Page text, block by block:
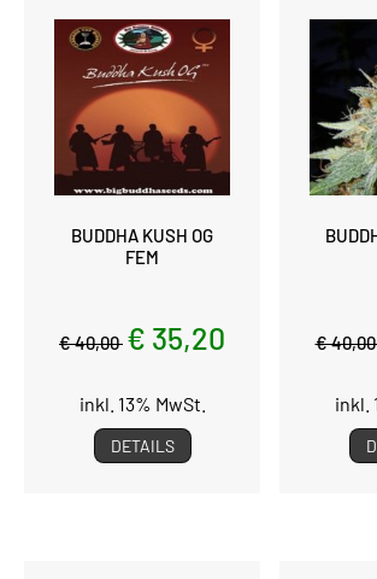
BUDDHA KUSH OG
FEM
€ 40,00 € 35,20
inkl. 13% MwSt.
DETAILS
€
inkl.